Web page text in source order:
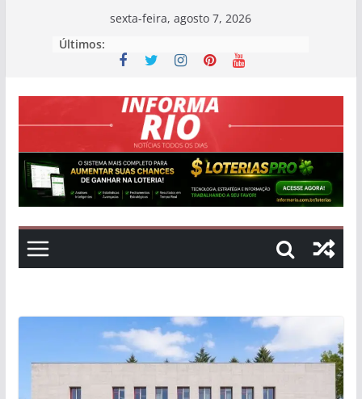
sexta-feira, agosto 7, 2026
Últimos: